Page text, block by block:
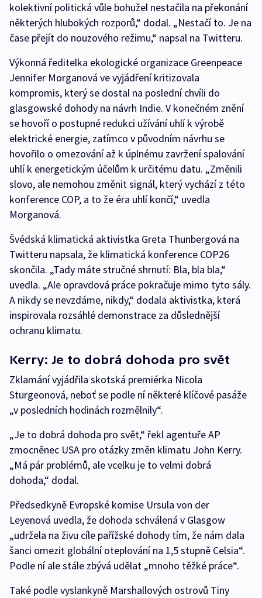
kolektivní politická vůle bohužel nestačila na překonání
některých hlubokých rozporů,“ dodal. „Nestačí to. Je na
čase přejít do nouzového režimu,“ napsal na Twitteru.
Výkonná ředitelka ekologické organizace Greenpeace
Jennifer Morganová ve vyjádření kritizovala
kompromis, který se dostal na poslední chvíli do
glasgowské dohody na návrh Indie. V konečném znění
se hovoří o postupné redukci užívání uhlí k výrobě
elektrické energie, zatímco v původním návrhu se
hovořilo o omezování až k úplnému zavržení spalování
uhlí k energetickým účelům k určitému datu. „Změnili
slovo, ale nemohou změnit signál, který vychází z této
konference COP, a to že éra uhlí končí,“ uvedla
Morganová.
Švédská klimatická aktivistka Greta Thunbergová na
Twitteru napsala, že klimatická konference COP26
skončila. „Tady máte stručné shrnutí: Bla, bla bla,“
uvedla. „Ale opravdová práce pokračuje mimo tyto sály.
A nikdy se nevzdáme, nikdy,“ dodala aktivistka, která
inspirovala rozsáhlé demonstrace za důslednější
ochranu klimatu.
Kerry: Je to dobrá dohoda pro svět
Zklamání vyjádřila skotská premiérka Nicola
Sturgeonová, neboť se podle ní některé klíčové pasáže
„v posledních hodinách rozmělnily“.
„Je to dobrá dohoda pro svět,“ řekl agentuře AP
zmocněnec USA pro otázky změn klimatu John Kerry.
„Má pár problémů, ale vcelku je to velmi dobrá
dohoda,“ dodal.
Předsedkyně Evropské komise Ursula von der
Leyenová uvedla, že dohoda schválená v Glasgow
„udržela na živu cíle pařížské dohody tím, že nám dala
šanci omezit globální oteplování na 1,5 stupně Celsia“.
Podle ní ale stále zbývá udělat „mnoho těžké práce“.
Také podle vyslankyně Marshallových ostrovů Tiny